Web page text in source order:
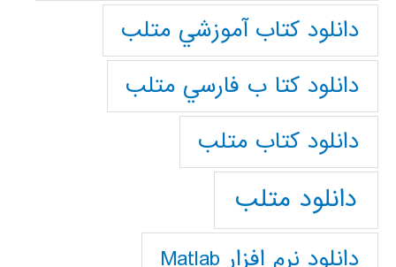
دانلود كتاب آموزشي متلب
دانلود كتا ب فارسي متلب
دانلود كتاب متلب
دانلود متلب
دانلود نرم افزار Matlab